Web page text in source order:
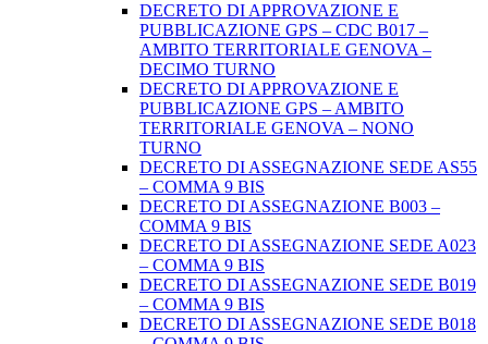
DECRETO DI APPROVAZIONE E
PUBBLICAZIONE GPS – CDC B017 –
AMBITO TERRITORIALE GENOVA –
DECIMO TURNO
DECRETO DI APPROVAZIONE E
PUBBLICAZIONE GPS – AMBITO
TERRITORIALE GENOVA – NONO
TURNO
DECRETO DI ASSEGNAZIONE SEDE AS55
– COMMA 9 BIS
DECRETO DI ASSEGNAZIONE B003 –
COMMA 9 BIS
DECRETO DI ASSEGNAZIONE SEDE A023
– COMMA 9 BIS
DECRETO DI ASSEGNAZIONE SEDE B019
– COMMA 9 BIS
DECRETO DI ASSEGNAZIONE SEDE B018